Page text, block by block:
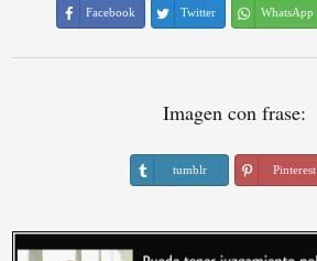
Facebook Twitter WhatsApp
Imagen con frase:
tumblr Pinterest